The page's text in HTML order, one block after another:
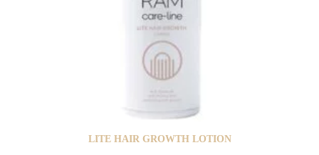
LITE HAIR GROWTH LOTION